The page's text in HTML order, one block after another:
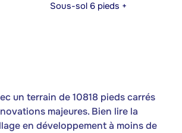
Sous-sol 6 pieds +
un terrain de 10818 pieds carrés
majeures. Bien lire la
en développement à moins de